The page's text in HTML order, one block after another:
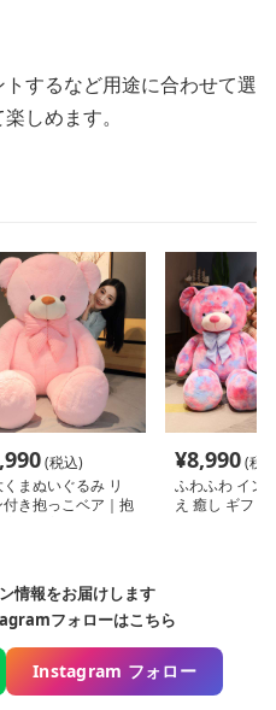
するなど用途に合わせて選
しめます。
(税込)
まぬいぐるみ リ
付き抱っこベア｜抱
¥8,990(税
ふわふわ イン
え 癒し ギフト
情報をお届けします
フォローはこちら
Instagram フォロー